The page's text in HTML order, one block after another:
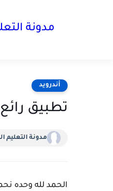
مدونة
أندرويد
تطبيق
مدونة التعليم
الحمد لله وحده